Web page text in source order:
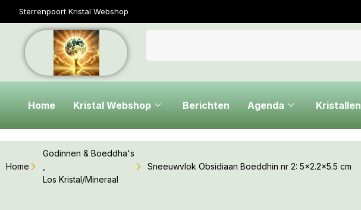
Sterrenpoort Kristal Webshop
Home Kristal Webshop Berichten Agenda Kristallen
Home
Godinnen & Boeddha's
Los Kristal/Mineraal
Sneeuwvlok Obsidiaan Boeddhin nr 2: 5×2.2×5.5 cm